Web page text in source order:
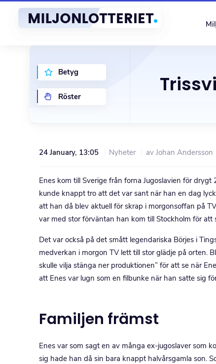
Betyg
Röster
24 January, 13:05 Nyheter av Johan Andersson
Enes kom till Sverige från forna Jugoslavien för
kunde knappt tro att det var sant när han en dag
att han då blev aktuell för skrap i morgonsoffan på
var med stor förväntan han kom till Stockholm för att
Det var också på det smått legendariska Börjes i
medverkan i morgon TV lett till stor glädje på orten.
skulle vilja stänga ner produktionen” för att se när
att Enes var lugn som en filbunke när han satte sig
Familjen främst
Enes var som sagt en av många ex-jugoslaver som
sig hade han då sin bara knappt halvårsgamla son.